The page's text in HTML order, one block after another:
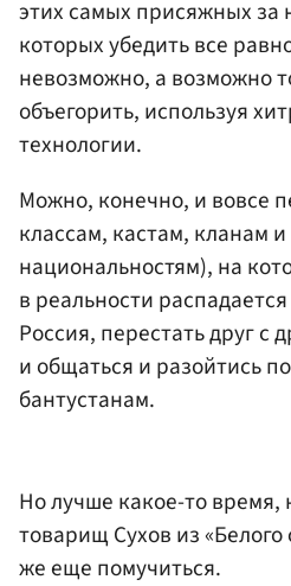
этих самых присяжных за
которых убедить все
невозможно, а возможно
объегорить, используя
технологии.
Можно, конечно, и вовсе
классам, кастам, кланам
национальностям), на
в реальности
Россия, перестать друг с
и общаться и разойтись
бантустанам.
Но лучше какое-то время,
товарищ Сухов из
же еще помучиться.